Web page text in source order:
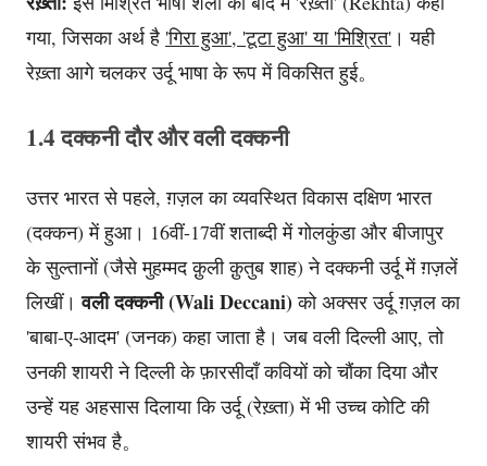
गया, जिसका अर्थ है 'गिरा हुआ', 'टूटा हुआ' या 'मिश्रित' । यही
रेख़्ता आगे चलकर उर्दू भाषा के रूप में विकसित हुई。
1.4 दक्कनी दौर और वली दक्कनी
उत्तर भारत से पहले, ग़ज़ल का व्यवस्थित विकास दक्षिण भारत
(दक्कन) में हुआ। 16वीं-17वीं शताब्दी में गोलकुंडा और बीजापुर
के सुल्तानों (जैसे मुहम्मद क़ुली क़ुतुब शाह) ने दक्कनी उर्दू में ग़ज़लें
लिखीं।वली दक्कनी (Wali Deccani) को अक्सर उर्दू ग़ज़ल का
'बाबा-ए-आदम' (जनक) कहा जाता है। जब वली दिल्ली आए, तो
उनकी शायरी ने दिल्ली के फ़ारसीदाँ कवियों को चौंका दिया और
उन्हें यह अहसास दिलाया कि उर्दू (रेख़्ता) में भी उच्च कोटि की
शायरी संभव है。